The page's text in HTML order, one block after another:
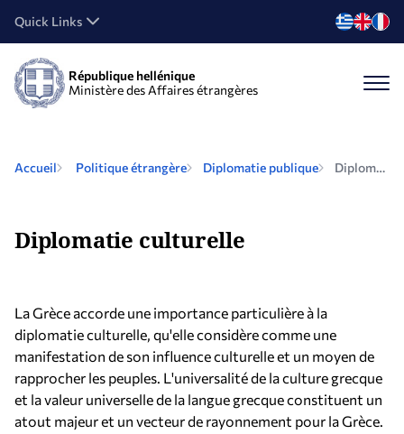
Quick Links
République hellénique
Ministère des Affaires étrangères
Accueil Politique étrangère Diplomatie publique Diplomatie culturelle
Diplomatie culturelle
La Grèce accorde une importance particulière à la
diplomatie culturelle, qu'elle considère comme une
manifestation de son influence culturelle et un moyen de
rapprocher les peuples. L'universalité de la culture grecque
et la valeur universelle de la langue grecque constituent un
atout majeur et un vecteur de rayonnement pour la Grèce.